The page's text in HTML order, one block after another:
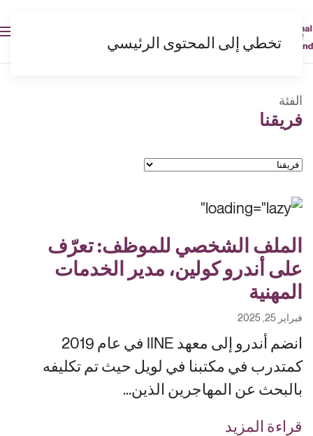
تخطي إلى المحتوى الرئيسي
الفئة
فريقنا
الفئات
الملف الشخصي للموظف: تعرّف
على أندرو كولين، مدير الخدمات
المهنية
فبراير 25, 2025
انضم أندرو إلى معهد IINE في عام 2019
كمتدرب في مكتبنا في لويل حيث تم تكليفه
بالبحث عن المهاجرين الذين...
قراءة المزيد